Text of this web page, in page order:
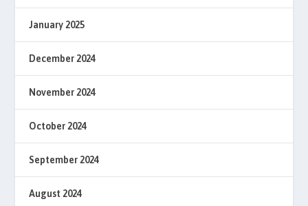
January 2025
December 2024
November 2024
October 2024
September 2024
August 2024